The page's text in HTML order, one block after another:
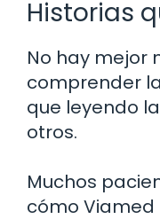
Historias
No hay mejor
comprender
que leyendo
otros.
Muchos
cómo